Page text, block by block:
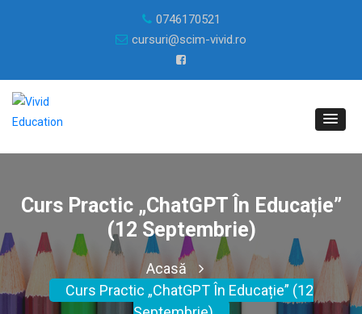
0746170521
cursuri@scim-vivid.ro
Curs Practic „ChatGPT În Educație”
(12 Septembrie)
Acasă
Curs Practic „ChatGPT În Educație” (12